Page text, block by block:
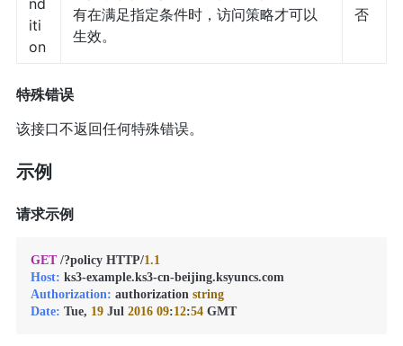
nd
iti
on
有在满足指定条件时，访问策略才可以
生效。
否
特殊错误
该接口不返回任何特殊错误。
示例
请求示例
GET /?policy HTTP/1.1
Host:
ks3-example.ks3-cn-beijing.ksyuncs.com
Authorization: authorization string
Date: Tue, 19 Jul 2016 09:12:54 GMT